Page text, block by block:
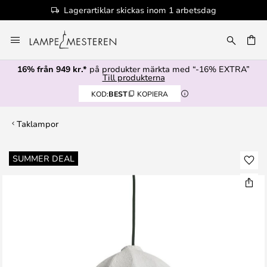
Lagerartiklar skickas inom 1 arbetsdag
till
innehållet
16% från 949 kr.* på produkter märkta med “-16% EXTRA”
Till produkterna
KOD:BEST KOPIERA
Taklampor
SUMMER DEAL
Hoppa
till